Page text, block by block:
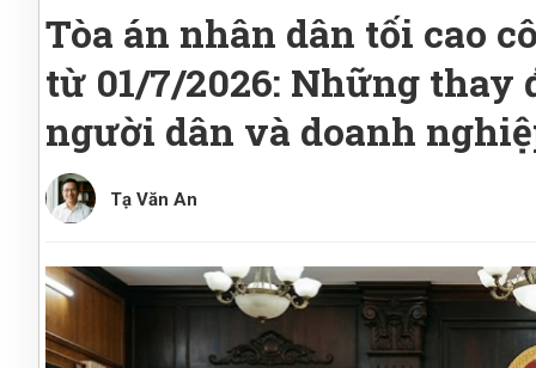
Tòa án nhân dân tối cao
từ 01/7/2026: Những
người dân và doanh
Tạ Văn An